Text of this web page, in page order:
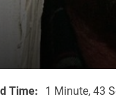
Time: 1 Minute, 43